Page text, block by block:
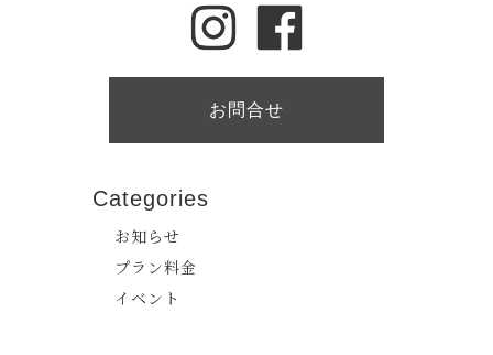
お問合せ
Categories
お知らせ
プラン料金
イベント